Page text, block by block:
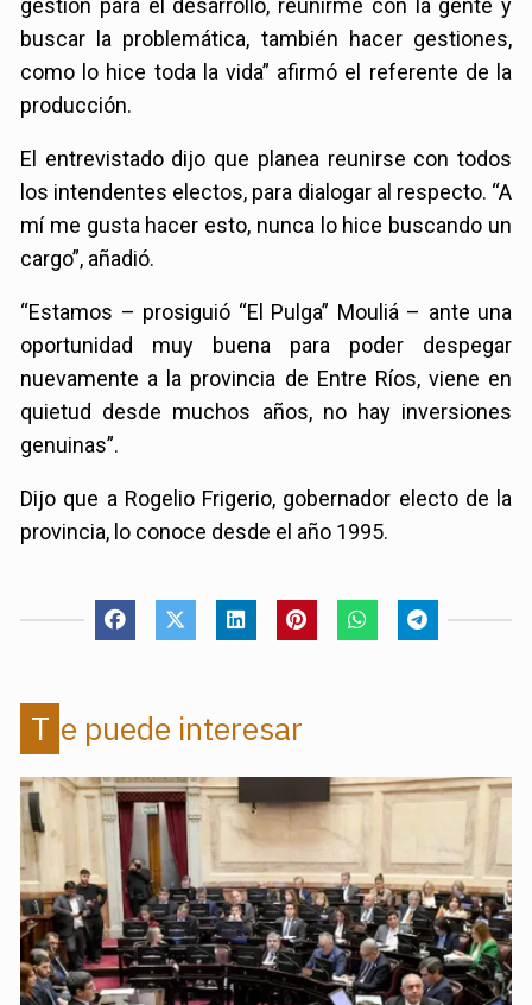
gestión para el desarrollo, reunirme con la gente y
buscar la problemática, también hacer gestiones,
como lo hice toda la vida” afirmó el referente de la
producción.
El entrevistado dijo que planea reunirse con todos
los intendentes electos, para dialogar al respecto. “A
mí me gusta hacer esto, nunca lo hice buscando un
cargo”, añadió.
“Estamos – prosiguió “El Pulga” Mouliá – ante una
oportunidad muy buena para poder despegar
nuevamente a la provincia de Entre Ríos, viene en
quietud desde muchos años, no hay inversiones
genuinas”.
Dijo que a Rogelio Frigerio, gobernador electo de la
provincia, lo conoce desde el año 1995.
Te puede interesar